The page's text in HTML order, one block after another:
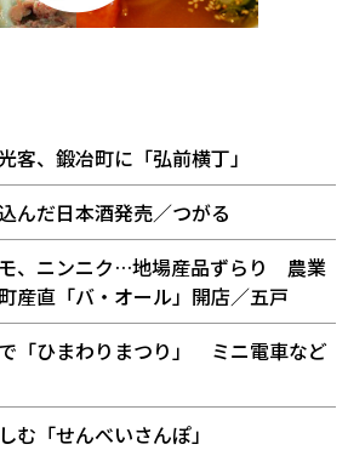
客、鍛冶町に「弘前横丁」
んだ日本酒発売／つがる
、ニンニク…地場産品ずらり 農業
産直「バ・オール」開店／五戸
「ひまわりまつり」 ミニ電車など
「せんべいさんぽ」